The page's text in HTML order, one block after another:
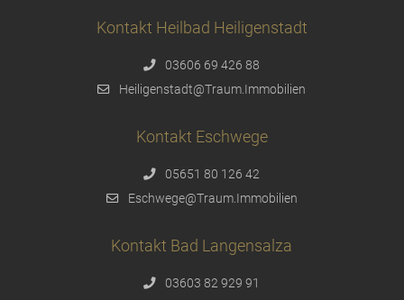
Kontakt Heilbad Heiligenstadt
03606 69 426 88
Heiligenstadt@Traum.Immobilien
Kontakt Eschwege
05651 80 126 42
Eschwege@Traum.Immobilien
Kontakt Bad Langensalza
03603 82 929 91